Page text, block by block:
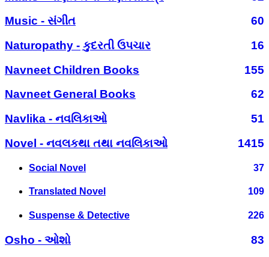
Music - સંગીત
60
Naturopathy - કુદરતી ઉપચાર
16
Navneet Children Books
155
Navneet General Books
62
Navlika - નવલિકાઓ
51
Novel - નવલકથા તથા નવલિકાઓ
1415
Social Novel 37
Translated Novel 109
Suspense & Detective 226
Osho - ઓશો
83